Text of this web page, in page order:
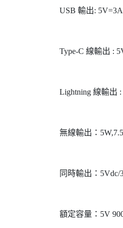
USB 輸出:
Type-C 線輸出 :
Lightning 線輸出
無線輸出：
同時輸出：5Vdc/
額定容量：5V